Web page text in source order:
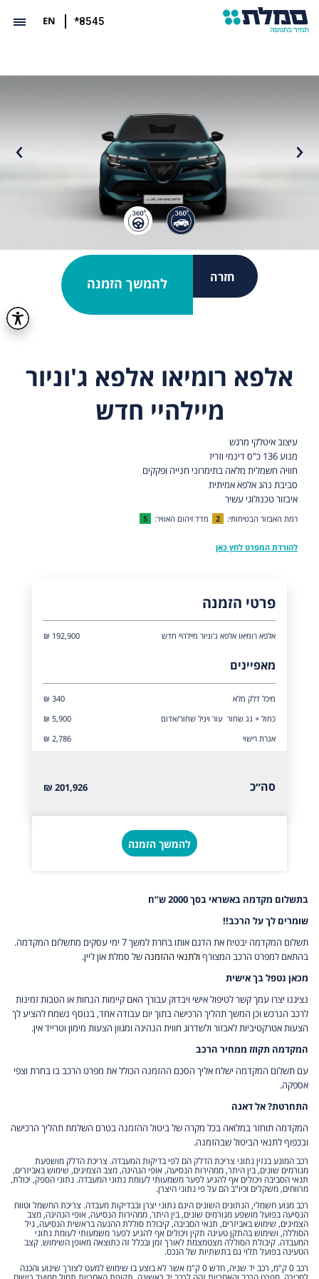
*8545
EN
חזרה להמשך הזמנה
אלפא רומיאו אלפא ג'וניור
מיילהיי חדש
עיצוב איטלקי מרגש
מנוע 136 כ"ס דינמי וזריז
חוויה חשמלית מלאה בתימרוני חנייה ופקקים
סביבת נהג אלפא אמיתית
איבזור טכנולוגי עשיר
רמת האבזור הבטיחותי: 2 מדד זיהום האוויר: 5
להורדת המפרט לחץ כאן
פרטי הזמנה
אלפא רומיאו אלפא ג'וניור מיילהיי חדש 192,900 ₪
מאפיינים
מיכל דלק מלא
₪ 340
כחול + גג שחור עור ויניל שחור/אדום
₪ 5,900
אגרת רישוי
₪ 2,786
סה״כ 201,926 ₪
להמשך הזמנה
בתשלום מקדמה באשראי בסך 2000 ש”ח
שומרים לך על הרכב!!
תשלום המקדמה יבטיח את הדגם אותו בחרת למשך 7 ימי עסקים מתשלום המקדמה.
בהתאם למפרט הרכב המצורף ולתנאי ההזמנה של סמלת און ליין.
מכאן נטפל בך אישית
נציגנו יצרו עמך קשר לטיפול אישי ויבדוק עבורך האם קיימות הנחות או הטבות זמינות
לרכב הנרכש וכן המשך תהליך הרכישה בתוך יום עבודה אחד, בנוסף נשמח להציע לך
הצעות אטרקטיביות לאבזור ולשדרוג חווית הנהיגה ומגוון הצעות מימון וטרייד אין.
המקדמה תקוזז ממחיר הרכב
עם תשלום המקדמה ישלח אליך הסכם ההזמנה הכולל את מפרט הרכב בו בחרת וצפי
אספקה.
התחרטת? אל דאגה
המקדמה תוחזר במלואה בכל מקרה של ביטול ההזמנה בטרם השלמת תהליך הרכישה
ובכפוף לתנאי הביטול שבהזמנה.
רכב המונע בנזין נתוני צריכת הדלק הם לפי בדיקות המעבדה. צריכת הדלק מושפעת
מגורמים שונים, בין היתר, ממהירות הנסיעה, אופי הנהיגה, מצב הצמיגים, שימוש באביזרים,
תנאי הסביבה ויכולים אף להגיע לפער משמעותי לעומת נתוני המעבדה. נתוני הספק, יכולת,
מרווחים, משקלים וכיו"ב הם על פי נתוני היצרן.
רכב מנוע חשמלי, הנתונים השונים הינם נתוני יצרן ובבדיקות מעבדה. צריכת החשמל וטווח
הנסיעה בפועל מושפע מגורמים שונים, בין היתר, ממהירות הנסיעה, אופי הנהיגה, מצב
הצמיגים, שימוש באביזרים, תנאי הסביבה, קיבולת סוללת ההנעה בראשית הנסיעה, גיל
הסוללה, ושימוש בהתקן טעינה תקין ויכולים אף להגיע לפער משמעותי לעומת נתוני
המעבדה. קיבולת הסוללה מצטמצמת לאורך זמן ובכלל זה כתוצאה מאופן השימוש. קצב
הטעינה בפועל תלוי גם בתשתיות של הנכס.
רכב 0 ק"מ, רכב יד שניה, חדש 0 ק"מ אשר לא בוצע בו שימוש למעט לצורך שינוע והכנה